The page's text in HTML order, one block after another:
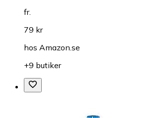
fr.
79 kr
hos Amazon.se
+9 butiker